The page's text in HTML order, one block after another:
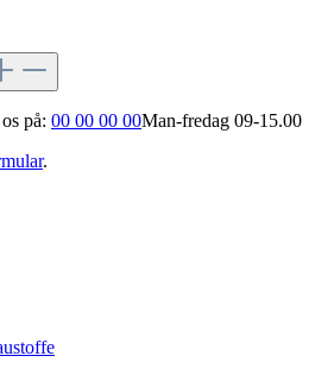
på: 00 00 00 00Man-fredag 09-15.00
.